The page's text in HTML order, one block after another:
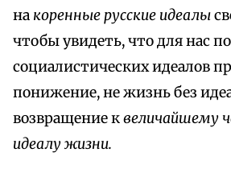
на коренные русские идеалы
чтобы увидеть, что для нас
социалистических идеалов
понижение, не жизнь без
возвращение квеличайшему
идеалу жизни.